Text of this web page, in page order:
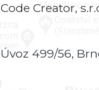
Code Creator,
Úvoz 499/56,